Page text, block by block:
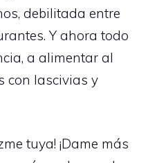
debilitada entre
Y ahora todo
a alimentar al
con lascivias y
tuya! ¡Dame más